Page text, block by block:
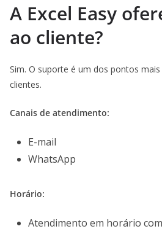
A Excel Easy
ao cliente?
Sim. O suporte é um dos pontos
clientes.
Canais de atendimento:
E-mail
WhatsApp
Horário:
Atendimento em horário